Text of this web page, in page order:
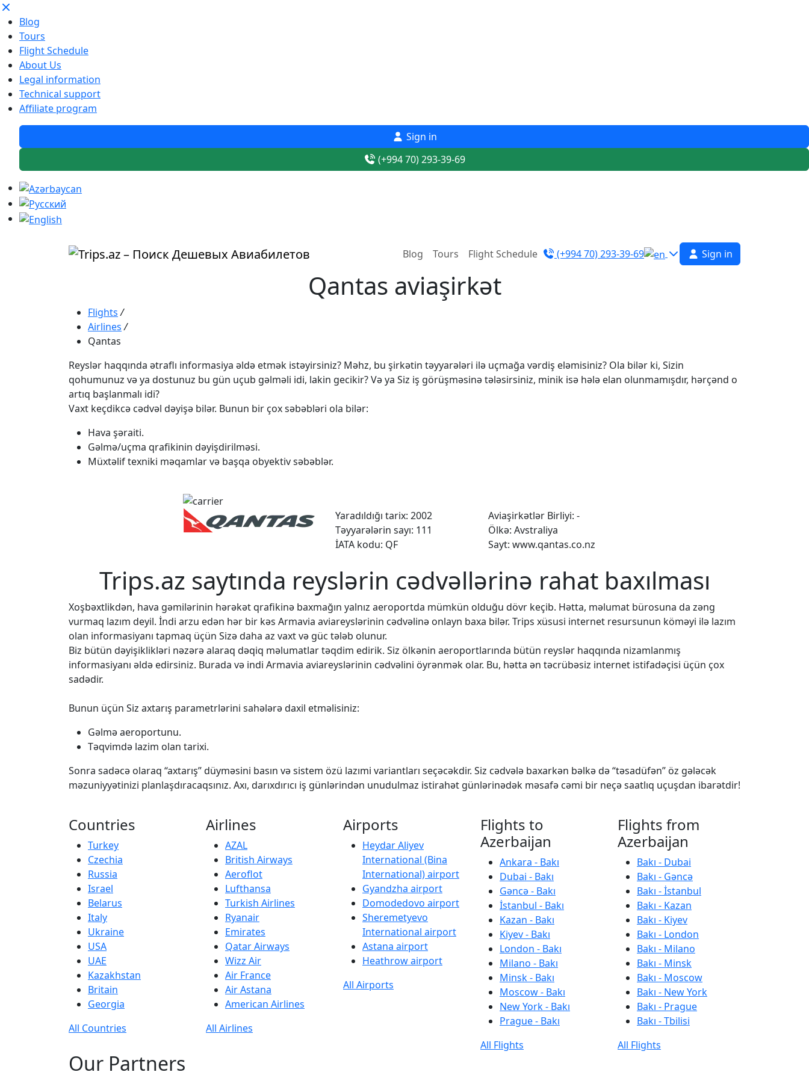
Blog
Tours
Flight Schedule
About Us
Legal information
Technical support
Affiliate program
Sign in
(+994 70) 293-39-69
Blog Tours Flight Schedule (+994 70) 293-39-69 Sign in
Qantas aviaşirkət
Flights /
Airlines /
Qantas
Reyslər haqqında ətraflı informasiya əldə etmək istəyirsiniz? Məhz, bu şirkətin təyyarələri ilə uçmağa vərdiş eləmisiniz? Ola bilər ki, Sizin
qohumunuz və ya dostunuz bu gün uçub gəlməli idi, lakin gecikir? Və ya Siz iş görüşməsinə tələsirsiniz, minik isə hələ elan olunmamışdır, hərçənd o
artıq başlanmalı idi?
Vaxt keçdikcə cədvəl dəyişə bilər. Bunun bir çox səbəbləri ola bilər:
Hava şəraiti.
Gəlmə/uçma qrafikinin dəyişdirilməsi.
Müxtəlif texniki məqamlar və başqa obyektiv səbəblər.
Yaradıldığı tarix: 2002
Təyyarələrin sayı: 111
İATA kodu: QF
Aviaşirkətlər Birliyi: -
Ölkə: Avstraliya
Sayt: www.qantas.co.nz
Trips.az saytında reyslərin cədvəllərinə rahat baxılması
Xoşbəxtlikdən, hava gəmilərinin hərəkət qrafikinə baxmağın yalnız aeroportda mümkün olduğu dövr keçib. Hətta, məlumat bürosuna da zəng
vurmaq lazım deyil. İndi arzu edən hər bir kəs Armavia aviareyslərinin cədvəlinə onlayn baxa bilər. Trips xüsusi internet resursunun köməyi ilə lazım
olan informasiyanı tapmaq üçün Sizə daha az vaxt və güc tələb olunur.
Biz bütün dəyişiklikləri nəzərə alaraq dəqiq məlumatlar təqdim edirik. Siz ölkənin aeroportlarında bütün reyslər haqqında nizamlanmış
informasiyanı əldə edirsiniz. Burada və indi Armavia aviareyslərinin cədvəlini öyrənmək olar. Bu, hətta ən təcrübəsiz internet istifadəçisi üçün çox
sadədir.
Bunun üçün Siz axtarış parametrlərini sahələrə daxil etməlisiniz:
Gəlmə aeroportunu.
Təqvimdə lazim olan tarixi.
Sonra sadəcə olaraq “axtarış” düyməsini basın və sistem özü lazımi variantları seçəcəkdir. Siz cədvələ baxarkən bəlkə də “təsadüfən” öz gələcək
məzuniyyətinizi planlaşdıracaqsınız. Axı, darıxdırıcı iş günlərindən unudulmaz istirahət günlərinədək məsafə cəmi bir neçə saatlıq uçuşdan ibarətdir!
Countries
Turkey
Czechia
Russia
Israel
Belarus
Italy
Ukraine
USA
UAE
Kazakhstan
Britain
Georgia
All Countries
Airlines
AZAL
British Airways
Aeroflot
Lufthansa
Turkish Airlines
Ryanair
Emirates
Qatar Airways
Wizz Air
Air France
Air Astana
American Airlines
All Airlines
Airports
Heydar Aliyev
International (Bina
International) airport
Gyandzha airport
Domodedovo airport
Sheremetyevo
International airport
Astana airport
Heathrow airport
All Airports
Flights to
Azerbaijan
Ankara - Bakı
Dubai - Bakı
Gəncə - Bakı
İstanbul - Bakı
Kazan - Bakı
Kiyev - Bakı
London - Bakı
Milano - Bakı
Minsk - Bakı
Moscow - Bakı
New York - Bakı
Prague - Bakı
All Flights
Flights from
Azerbaijan
Bakı - Dubai
Bakı - Gəncə
Bakı - İstanbul
Bakı - Kazan
Bakı - Kiyev
Bakı - London
Bakı - Milano
Bakı - Minsk
Bakı - Moscow
Bakı - New York
Bakı - Prague
Bakı - Tbilisi
All Flights
Our Partners